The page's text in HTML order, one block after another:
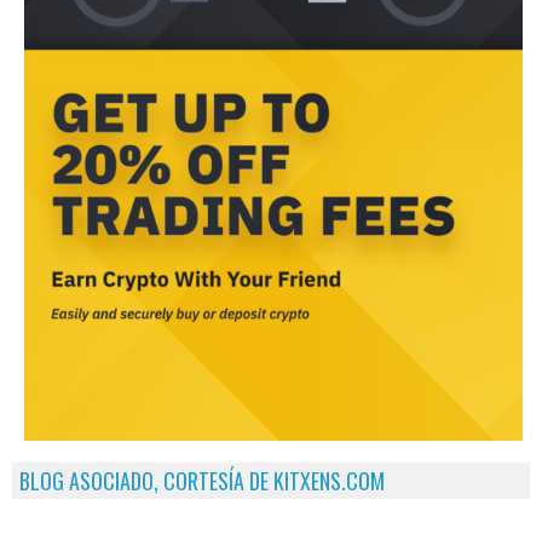
BLOG ASOCIADO, CORTESÍA DE KITXENS.COM